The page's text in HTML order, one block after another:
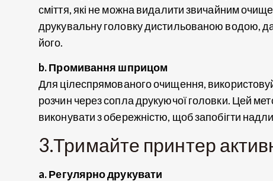
сміття, які не можна видалити звичайним
друкувальну головку дистильованою водою,
його.
b. Промивання шприцом
Для цілеспрямованого очищення,
розчин через сопла друкуючої головки. Цей
виконувати з обережністю, щоб запобігти
3.Тримайте принтер
a. Регулярно друкувати